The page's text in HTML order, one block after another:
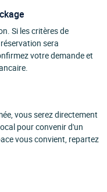
Si les critères de
sera
votre demande et
vous serez directement
pour convenir d'un
vous convient, repartez